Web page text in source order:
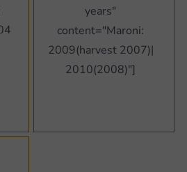
years"
content="Maroni:
2009(harvest 2007)|
2010(2008)"]